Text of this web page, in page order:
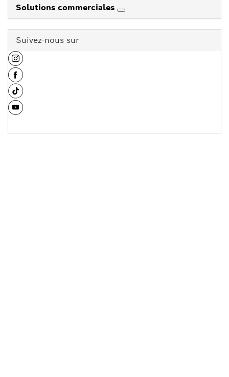
Solutions commerciales
Suivez-nous sur